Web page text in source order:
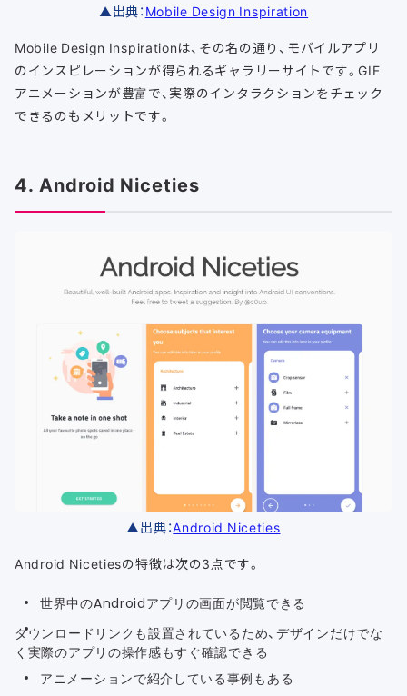
▲出典： Mobile Design Inspiration
Mobile Design Inspirationは、その名の通り、モバイルアプリ
のインスピレーションが得られるギャラリーサイトです。GIF
アニメーションが豊富で、実際のインタラクションをチェック
できるのもメリットです。
4. Android Niceties
▲出典：Android Niceties
Android Nicetiesの特徴は次の3点です。
世界中のAndroidアプリの画面が閲覧できる
ダウンロードリンクも設置されているため、デザインだけでな
く実際のアプリの操作感もすぐ確認できる
アニメーションで紹介している事例もある